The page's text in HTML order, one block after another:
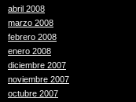
abril 2008
marzo 2008
febrero 2008
enero 2008
diciembre 2007
noviembre 2007
octubre 2007